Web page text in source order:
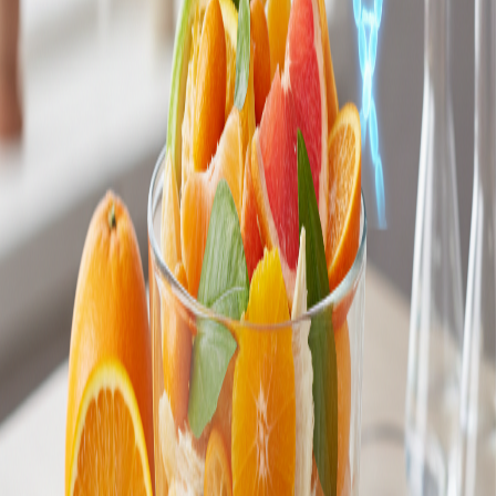
るフィトケミカルの秘密
湘南ゴールドは、単なるビタミンC源を超え、現代人の健康
と美容を支える独自の栄養成分とフィトケミカルを豊富に含
んでいます。その秘密と戦略的な活用法を解説。
2026年6月8日読了時間:28分
柑橘フルーツの基礎知識
食物繊維豊富な柑橘類が腸内環境を劇的に改善す
る科学と実践
食物繊維が豊富な柑橘類は、単なる便通改善に留まらず、腸
内フローラ全体のバランスを整え、免疫力向上や精神的安定
にまで寄与します。その具体的なメカニズムと実践法を深掘
りします。
2026年5月5日読了時間:1分